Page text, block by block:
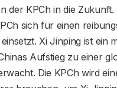
der KPCh in die Zukunft.
sich für einen
Xi Jinping ist ein
Aufstieg zu einer
Die KPCh wird